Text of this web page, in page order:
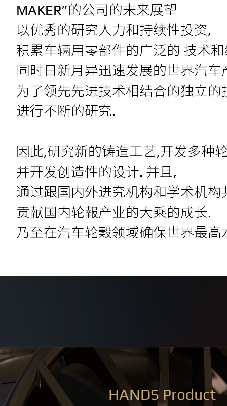
MAKER”的公司的未来展望
以优秀的研究人力和持续性投资,
积累车辆用零部件的广泛的 技术
同时日新月异迅速发展的世界汽车
为了领先先进技术相结合的独立的
进行不断的研究.
因此,研究新的铸造工艺,开发多种
并开发创造性的设计. 并且,
通过跟国内外进究机构和学术机构
贡献国内轮報产业的大乘的成长.
乃至在汽车轮穀领域确保世界最高
HANDS Product